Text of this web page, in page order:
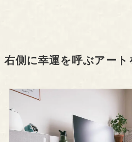
右側に幸運を呼ぶアート